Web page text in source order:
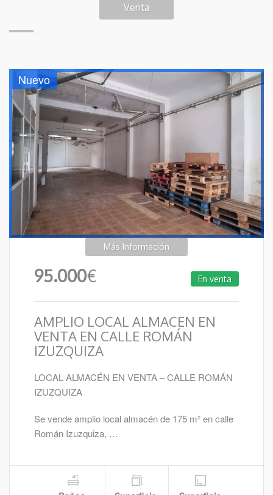
Venta
Más Información
Nuevo
95.000€ En venta
AMPLIO LOCAL ALMACEN EN
VENTA EN CALLE ROMÁN
IZUZQUIZA
LOCAL ALMACÉN EN VENTA – CALLE ROMÁN
IZUZQUIZA
Se vende amplio local almacén de 175 m² en calle
Román Izuzquiza, …